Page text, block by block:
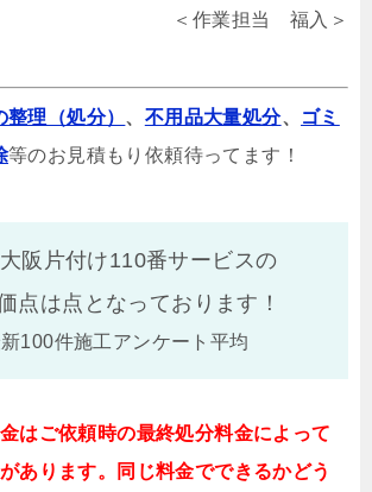
＜作業担当 福入＞
整理（処分） 、 不用品大量処分、
ゴミ
等のお見積もり依頼待ってます！
阪片付け110番サービスの
点は点となっております！
100件施工アンケート平均
はご依頼時の最終処分料金によって
あります。同じ料金でできるかどう